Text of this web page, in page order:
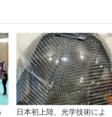
日本初上陸、光学技術によ